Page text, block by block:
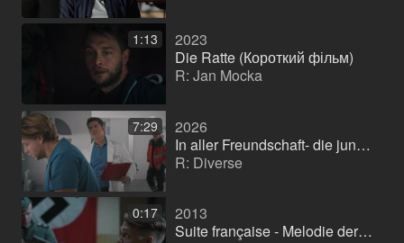
1:13
2023
Die Ratte (Короткий фільм)
R: Jan Mocka
7:29
2026
In aller Freundschaft- die jungen Ärzte (Серіал)
R: Diverse
0:17
2013
Suite française - Melodie der Liebe